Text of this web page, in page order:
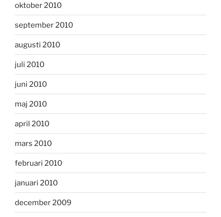
oktober 2010
september 2010
augusti 2010
juli 2010
juni 2010
maj 2010
april 2010
mars 2010
februari 2010
januari 2010
december 2009